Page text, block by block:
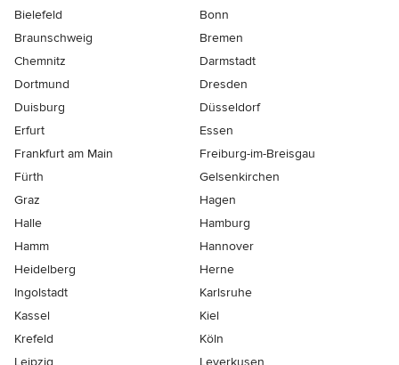
Bielefeld
Bonn
Braunschweig
Bremen
Chemnitz
Darmstadt
Dortmund
Dresden
Duisburg
Düsseldorf
Erfurt
Essen
Frankfurt am Main
Freiburg-im-Breisgau
Fürth
Gelsenkirchen
Graz
Hagen
Halle
Hamburg
Hamm
Hannover
Heidelberg
Herne
Ingolstadt
Karlsruhe
Kassel
Kiel
Krefeld
Köln
Leipzig
Leverkusen